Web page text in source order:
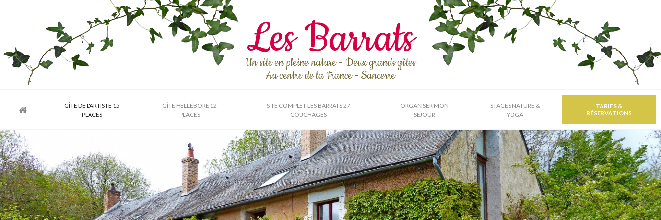
Les Barrats
Un site en pleine nature - Deux grands gîtes
Au centre de la France - Sancerre
GÎTE DE L'ARTISTE 15
PLACES
GÎTE HELLÉBORE 12
PLACES
SITE COMPLET LES BARRATS 27
COUCHAGES
ORGANISER MON
SÉJOUR
STAGES NATURE &
YOGA
TARIFS &
RÉSERVATIONS